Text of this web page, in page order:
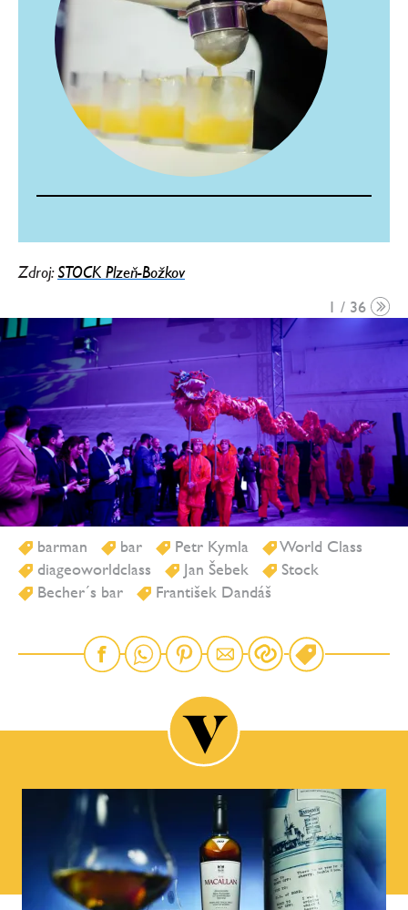
Zdroj:STOCK Plzeň-Božkov
1 / 36
barman bar Petr Kymla
World Class
diageoworldclass
Jan Šebek
Stock
Becher´s bar
František Dandáš